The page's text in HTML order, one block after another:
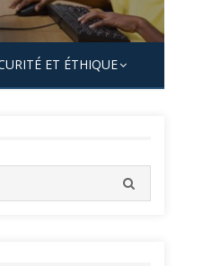
ET ÉTHIQUE